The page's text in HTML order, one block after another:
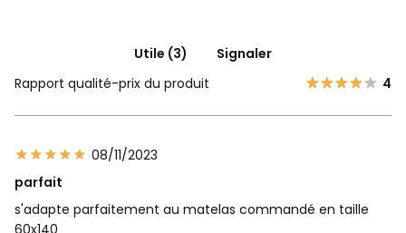
Utile (3)
Signaler
Rapport qualité-prix du produit
4
08/11/2023
parfait
s'adapte parfaitement au matelas commandé en taille